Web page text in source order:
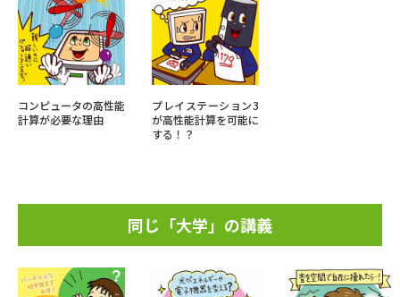
コンピュータの高性能
計算が必要な理由
プレイステーション3
が高性能計算を可能に
する！？
同じ「大学」の講義